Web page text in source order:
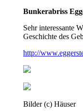
Bunkerabriss
Sehr interessante
Geschichte des
http://
Bilder (c) Häuser